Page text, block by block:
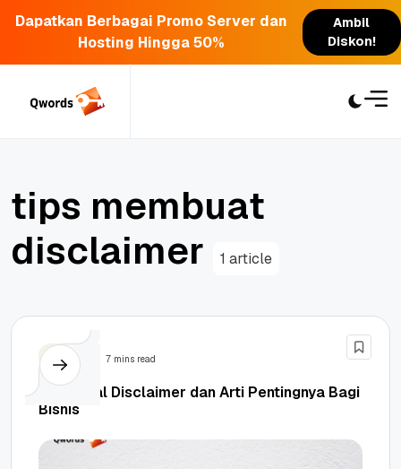
Dapatkan Berbagai Promo Server dan
Hosting Hingga 50%
Ambil
Diskon!
tips membuat
disclaimer 1 article
Bisnis 7 mins read
Mengenal Disclaimer dan Arti Pentingnya Bagi
Bisnis